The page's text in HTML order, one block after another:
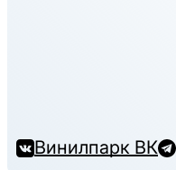
Винилпарк ВК